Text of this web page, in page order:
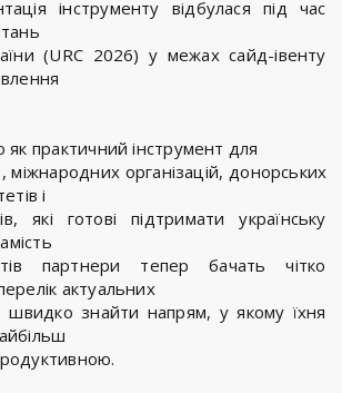
інструменту відбулася під час
(URC 2026) у межах сайд-івенту
як практичний інструмент для
міжнародних організацій, донорських
і
які готові підтримати українську
партнери тепер бачать чітко
актуальних
швидко знайти напрям, у якому їхня